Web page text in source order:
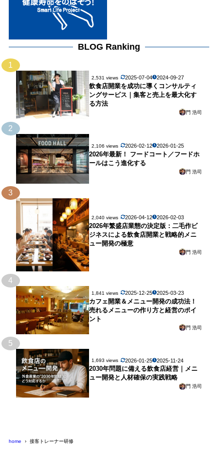
BLOG Ranking
1
2,531 views 2025-07-04 2024-09-27
飲食店開業を成功に導くコンサルティ
ングサービス｜集客と売上を最大化す
る方法
門 浩司
2
2,106 views 2026-02-12 2026-01-25
2026年最新！ フードコート／フードホ
ールはこう進化する
門 浩司
3
2,040 views 2026-04-12 2026-02-03
2026年繁盛店業態の決定版：二毛作ビ
ジネスによる飲食店開業と戦略的メニ
ュー開発の極意
門 浩司
4
1,841 views 2025-12-25 2025-03-23
カフェ開業＆メニュー開発の成功法！
売れるメニューの作り方と経営のポイ
ント
門 浩司
5
1,693 views 2026-01-25 2025-11-24
2030年問題に備える飲食店経営｜メニ
ュー開発と人材確保の実践戦略
門 浩司
home 接客トレーナー研修